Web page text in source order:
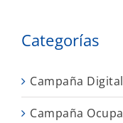
Categorías
Campaña
Campaña